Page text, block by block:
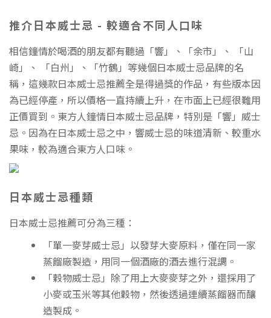
推介日本威士忌 - 較適合不同人口味
相信鐘情於喝酒的朋友都有聽過「響」、「余市」、 「山
崎」、 「白州」、「竹鶴」等幾個日本威士忌品牌的名
稱，這幾款日本威士忌推薦全是得過獎的作品，有些版本因
為已經停產，所以價格一直持續上升，在巿面上已經很難用
正價買到。東方人鐘情日本威士忌品牌，特別是「響」威士
忌。因為在日本威士忌之中，響威士忌的味道清新、較重水
果味，較為適合東方人口味。
日本威士忌種類
日本威士忌推薦可分為三種：
「單一麥芽威士忌」以發芽大麥原料，僅在同一家
蒸餾廠製造，用同一個酒廠的酒去進行混調。
「穀物威士忌」除了用上大麥麥芽之外，還採用了
小麥或玉米等其他穀物，然後透過連續蒸餾器而釀
造製成。